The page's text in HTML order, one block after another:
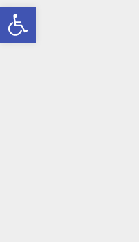
פתח סרגל נגישות